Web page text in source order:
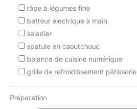
râpe à légumes fine
batteur électrique à main
saladier
spatule en caoutchouc
balance de cuisine numérique
grille de refroidissement pâtisserie
Préparation